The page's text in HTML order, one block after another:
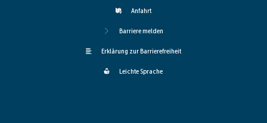
Anfahrt
Barriere melden
Erklärung zur Barrierefreiheit
Leichte Sprache